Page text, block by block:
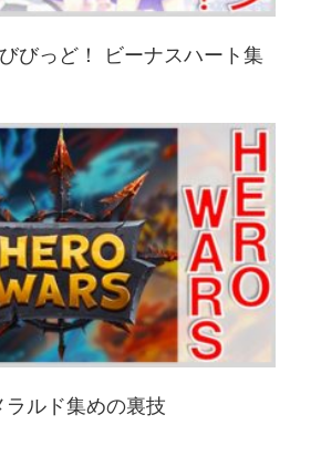
びっど！ ビーナスハート集
ルド集めの裏技